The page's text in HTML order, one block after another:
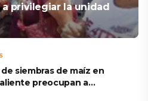
privilegiar la unidad
siembras de maíz en
preocupan a